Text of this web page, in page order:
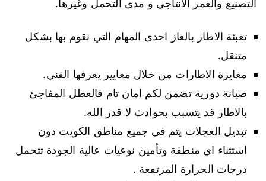
التصنيع والعمر الانتاجي و مدى التحمل وغيرها.
تعبئة الاطار بالغاز احدى المهام التي نقوم بها بشكل
متنقل.
معايرة الاطارات من خلال معايير يعرفها الفني.
صيانة دورية تضمن لكم امان تام فالعطل المفاجئ
بالاطار قد يتسبب بحوادث لا قدر الله.
تبديل العجلات يتم في جميع مناطق الكويت دون
استثناء اي منطقة وتأمين نوعيات عالية الجودة تتحمل
درجات الحرارة المرتفعة .